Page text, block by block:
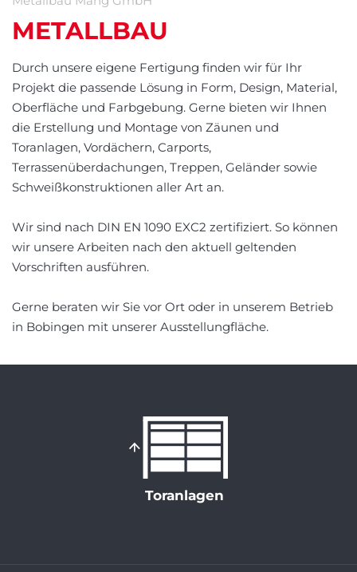
METALLBAU
Durch unsere eigene Fertigung finden wir für Ihr
Projekt die passende Lösung in Form, Design, Material,
Oberfläche und Farbgebung. Gerne bieten wir Ihnen
die Erstellung und Montage von Zäunen und
Toranlagen, Vordächern, Carports,
Terrassenüberdachungen, Treppen, Geländer sowie
Schweißkonstruktionen aller Art an.
Wir sind nach DIN EN 1090 EXC2 zertifiziert. So können
wir unsere Arbeiten nach den aktuell geltenden
Vorschriften ausführen.
Gerne beraten wir Sie vor Ort oder in unserem Betrieb
in Bobingen mit unserer Ausstellungfläche.
Toranlagen